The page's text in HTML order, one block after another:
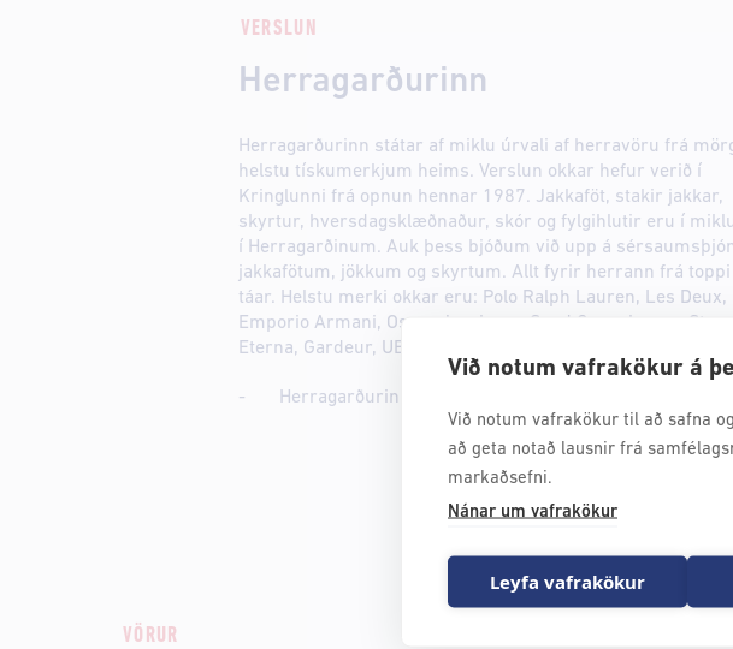
Við notum vafrakökur á
Við notum vafrakökur til að safna
að geta notað lausnir frá
markaðsefni.
Nánar um vafrakökur
Leyfa vafrakökur
VERSLUN
Herragarðurinn
Herragarðurinn státar af miklu úrvali af herravöru frá
helstu tískumerkjum heims. Verslun okkar hefur verið í
Kringlunni frá opnun hennar 1987. Jakkaföt, stakir jakkar,
skyrtur, hversdagsklæðnaður, skór og fylgihlutir eru í
í Herragarðinum. Auk þess bjóðum við upp á
jakkafötum, jökkum og skyrtum. Allt fyrir herrann frá
táar. Helstu merki okkar eru: Polo Ralph Lauren, Les Deux,
Emporio Armani, Oscar Jacobson, Sand Copenhagen,
Eterna, Gardeur, UBR, Tramarossa, Golden Goose, Lloyd.
- Herragarðurinn klæðir þig vel !
VÖRUR